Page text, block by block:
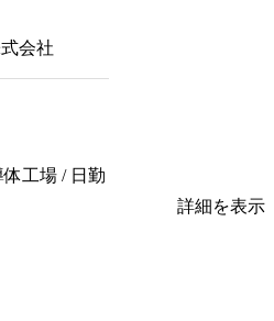
会社
工場 / 日勤
詳細を表示